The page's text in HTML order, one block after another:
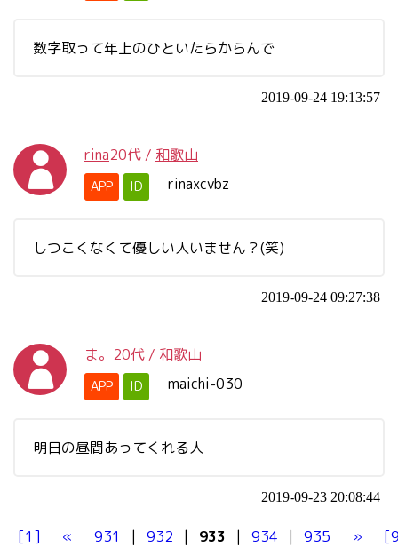
数字取って年上のひといたらからんで
2019-09-24 19:13:57
rina20代 / 和歌山
APP ID rinaxcvbz
しつこくなくて優しい人いません？(笑)
2019-09-24 09:27:38
ま。 20代 / 和歌山
APP ID maichi-030
明日の昼間あってくれる人
2019-09-23 20:08:44
[1] « 931 | 932 | 933 | 934 | 935 »